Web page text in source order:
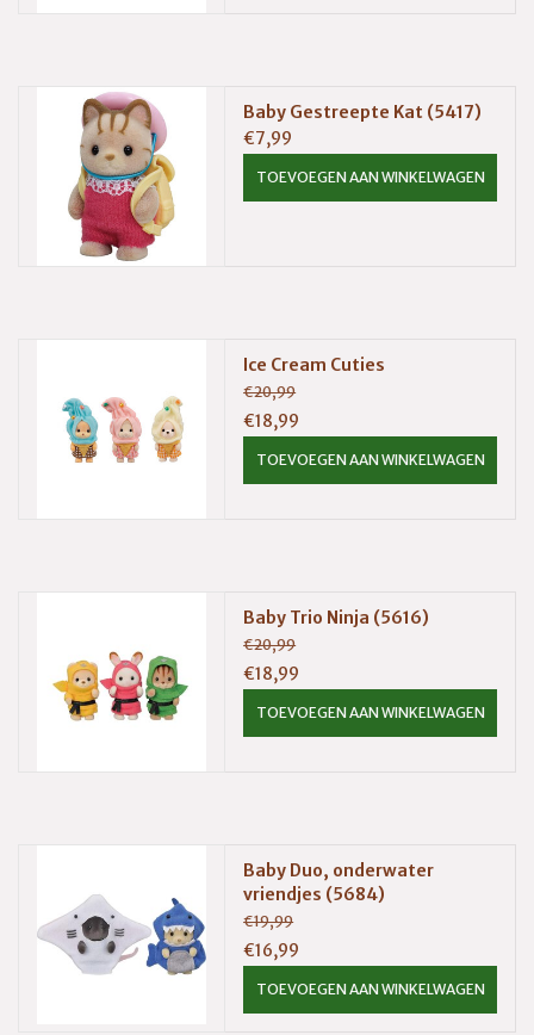
Baby Gestreepte Kat (5417)
€7,99
TOEVOEGEN AAN WINKELWAGEN
Ice Cream Cuties
€20,99
€18,99
TOEVOEGEN AAN WINKELWAGEN
Baby Trio Ninja (5616)
€20,99
€18,99
TOEVOEGEN AAN WINKELWAGEN
Baby Duo, onderwater
vriendjes (5684)
€19,99
€16,99
TOEVOEGEN AAN WINKELWAGEN